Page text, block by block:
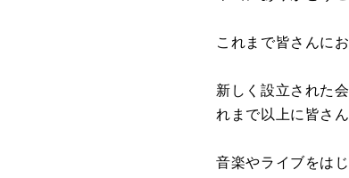
これまで皆さんに
新しく設立された
れまで以上に皆さ
音楽やライブをは